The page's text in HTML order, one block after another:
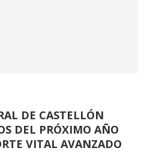
DE CASTELLÓN
DEL PRÓXIMO AÑO
VITAL AVANZADO